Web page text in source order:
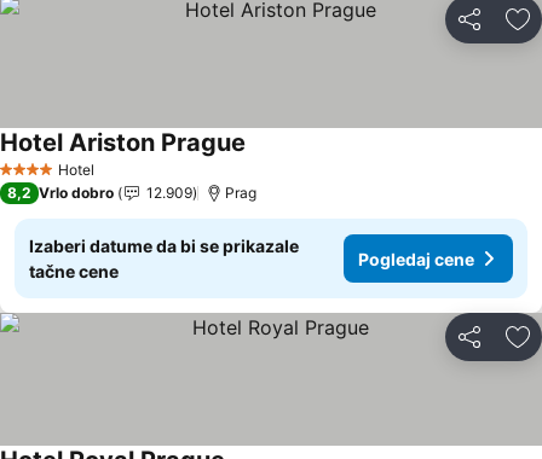
Deli
4 ZvezdiceHotel
Hotel Ariston Prague
8,2 Vrlo dobro 12.909 Prag
Izaberi datume da bi se prikazale
tačne cene
Pogledaj cene
Deli